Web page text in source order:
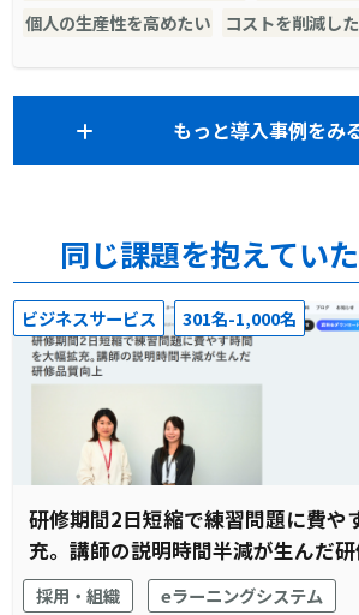
個人の生産性を高めたい
コストを削減し
もっと導入事例をみ
同じ課題を抱えてい
ビジネスサービス 301名-1,000名
研修期間2日短縮で練習問題に費や
充。講師の説明時間半減が生んだ
採用・組織
eラーニングシステム